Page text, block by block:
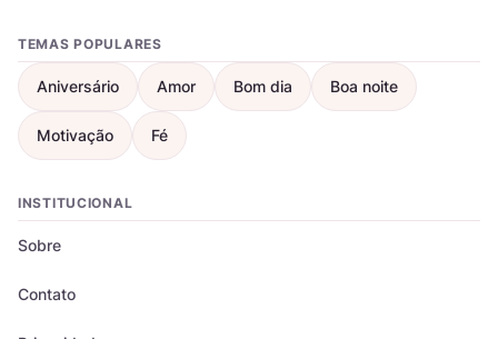
TEMAS POPULARES
Aniversário Amor Bom dia Boa noite
Motivação Fé
INSTITUCIONAL
Sobre
Contato